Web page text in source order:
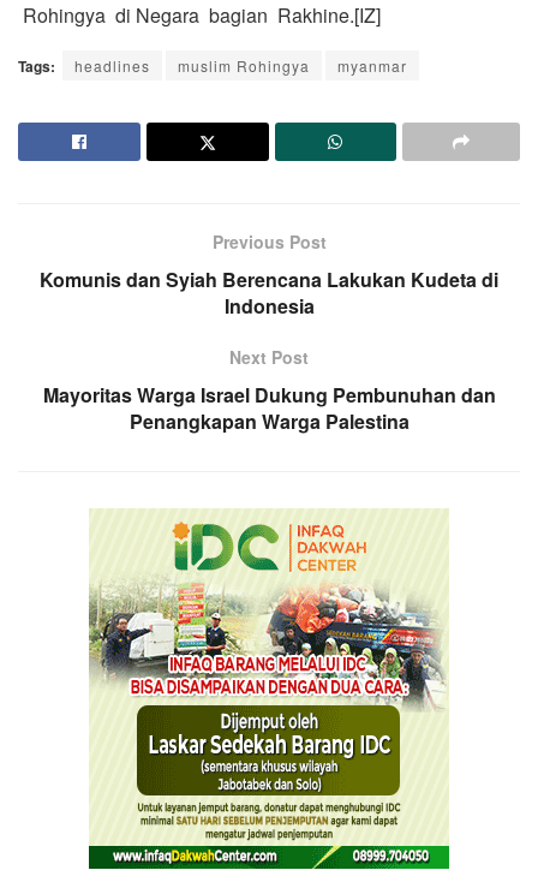
Rohingya di Negara bagian Rakhine.[IZ]
Tags: headlines muslim Rohingya myanmar
Previous Post
Komunis dan Syiah Berencana Lakukan Kudeta di
Indonesia
Next Post
Mayoritas Warga Israel Dukung Pembunuhan dan
Penangkapan Warga Palestina